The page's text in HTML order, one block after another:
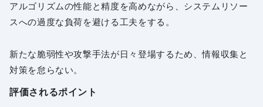
アルゴリズムの性能と精度を高めながら、システムリソー
スへの過度な負荷を避ける工夫をする。
新たな脆弱性や攻撃手法が日々登場するため、情報収集と
対策を怠らない。
評価されるポイント